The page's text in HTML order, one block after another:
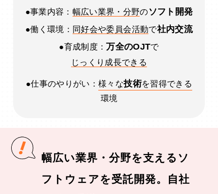
●事業内容： 幅広い業界・分野のソフト開発
●働く環境： 同好会や委員会活動で社内交流
●育成制度： 万全のOJTで
じっくり成長できる
●仕事のやりがい：様々な技術を習得できる
環境
幅広い業界・分野を支えるソ
フトウェアを受託開発。自社